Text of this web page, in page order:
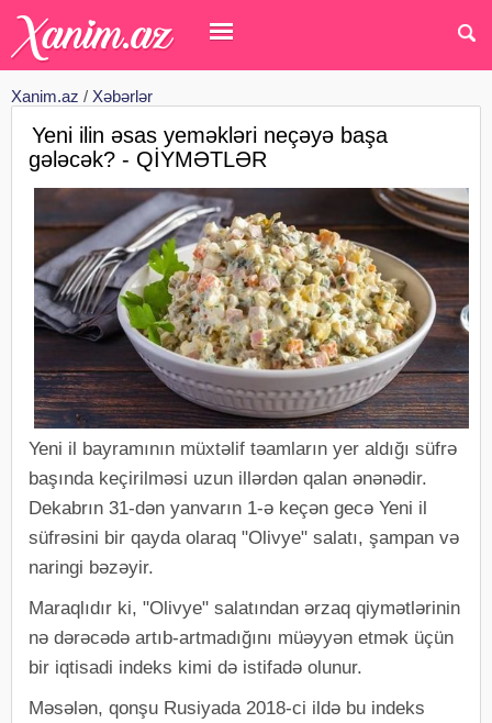
Xanim.az / Xəbərlər
Yeni ilin əsas yeməkləri neçəyə başa
gələcək? - QİYMƏTLƏR
Yeni il bayramının müxtəlif təamların yer aldığı süfrə
başında keçirilməsi uzun illərdən qalan ənənədir.
Dekabrın 31-dən yanvarın 1-ə keçən gecə Yeni il
süfrəsini bir qayda olaraq "Olivye" salatı, şampan və
naringi bəzəyir.
Maraqlıdır ki, "Olivye" salatından ərzaq qiymətlərinin
nə dərəcədə artıb-artmadığını müəyyən etmək üçün
bir iqtisadi indeks kimi də istifadə olunur.
Məsələn, qonşu Rusiyada 2018-ci ildə bu indeks